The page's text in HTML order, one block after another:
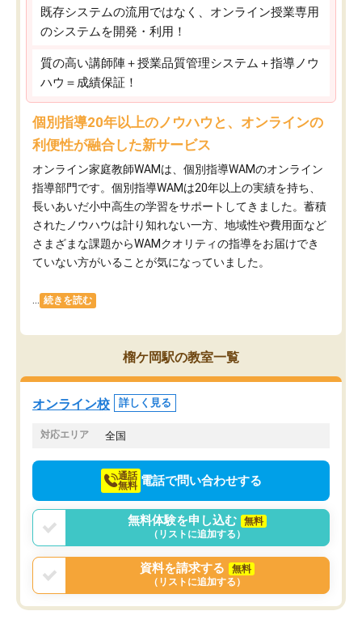
既存システムの流用ではなく、オンライン授業専用
のシステムを開発・利用！
質の高い講師陣＋授業品質管理システム＋指導ノウ
ハウ＝成績保証！
個別指導20年以上のノウハウと、オンラインの
利便性が融合した新サービス
オンライン家庭教師WAMは、個別指導WAMのオンライン
指導部門です。個別指導WAMは20年以上の実績を持ち、
長いあいだ小中高生の学習をサポートしてきました。蓄積
されたノウハウは計り知れない一方、地域性や費用面など
さまざまな課題からWAMクオリティの指導をお届けでき
ていない方がいることが気になっていました。
続きを読む
榴ケ岡駅の教室一覧
オンライン校 詳しく見る
対応エリア 全国
通話
無料 電話で問い合わせする
無料体験を申し込む
無料
（リストに追加する）
資料を請求する
無料
（リストに追加する）